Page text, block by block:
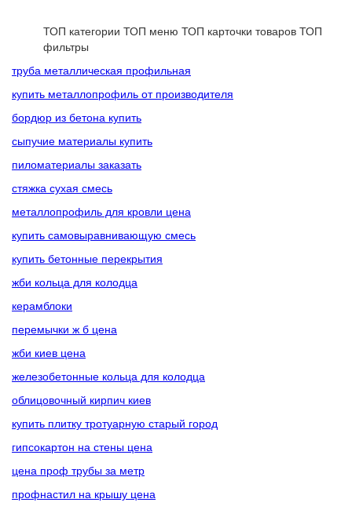
ТОП категории ТОП меню ТОП карточки товаров ТОП
фильтры
труба металлическая профильная
купить металлопрофиль от производителя
бордюр из бетона купить
сыпучие материалы купить
пиломатериалы заказать
стяжка сухая смесь
металлопрофиль для кровли цена
купить самовыравнивающую смесь
купить бетонные перекрытия
жби кольца для колодца
керамблоки
перемычки ж б цена
жби киев цена
железобетонные кольца для колодца
облицовочный кирпич киев
купить плитку тротуарную старый город
гипсокартон на стены цена
цена проф трубы за метр
профнастил на крышу цена